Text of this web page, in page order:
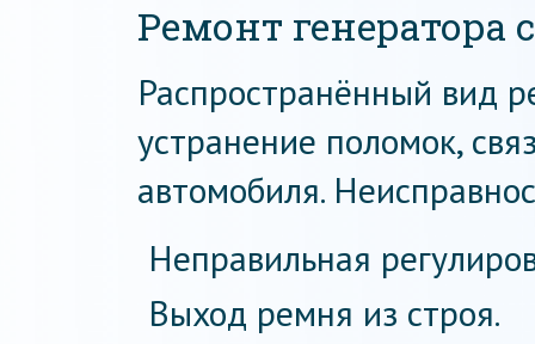
Ремонт
Распространённый вид
устранение поломок,
автомобиля.
Неправильная
Выход ремня из строя.